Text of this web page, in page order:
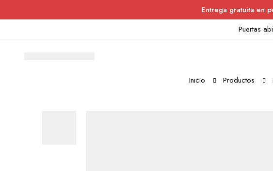
Entrega gratuita en
Puertas
Inicio Productos